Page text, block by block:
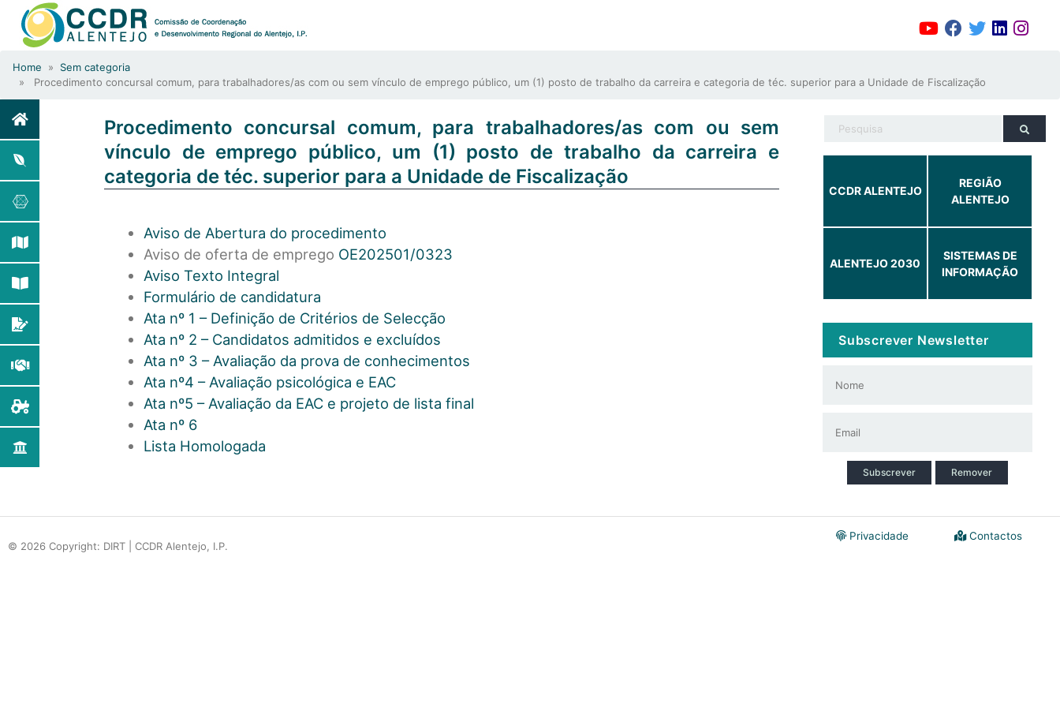
Home » Sem categoria
» Procedimento concursal comum, para trabalhadores/as com ou sem vínculo de emprego público, um (1) posto de trabalho da carreira e categoria de téc. superior para a Unidade de Fiscalização
Procedimento concursal comum, para trabalhadores/as com ou sem
vínculo de emprego público, um (1) posto de trabalho da carreira e
categoria de téc. superior para a Unidade de Fiscalização
Aviso de Abertura do procedimento
Aviso de oferta de emprego OE202501/0323
Aviso Texto Integral
Formulário de candidatura
Ata nº 1 – Definição de Critérios de Selecção
Ata nº 2 – Candidatos admitidos e excluídos
Ata nº 3 – Avaliação da prova de conhecimentos
Ata nº4 – Avaliação psicológica e EAC
Ata nº5 – Avaliação da EAC e projeto de lista final
Ata nº 6
Lista Homologada
CCDR ALENTEJO
REGIÃO
ALENTEJO
ALENTEJO 2030
SISTEMAS DE
INFORMAÇÃO
Subscrever Newsletter
Subscrever Remover
© 2026 Copyright: DIRT | CCDR Alentejo, I.P.
Contactos
Privacidade